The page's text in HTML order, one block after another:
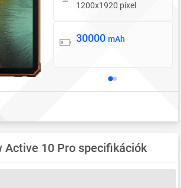
1200x1920 pixel
Akkumulátor
30000 mAh
Active 10 Pro specifikációk